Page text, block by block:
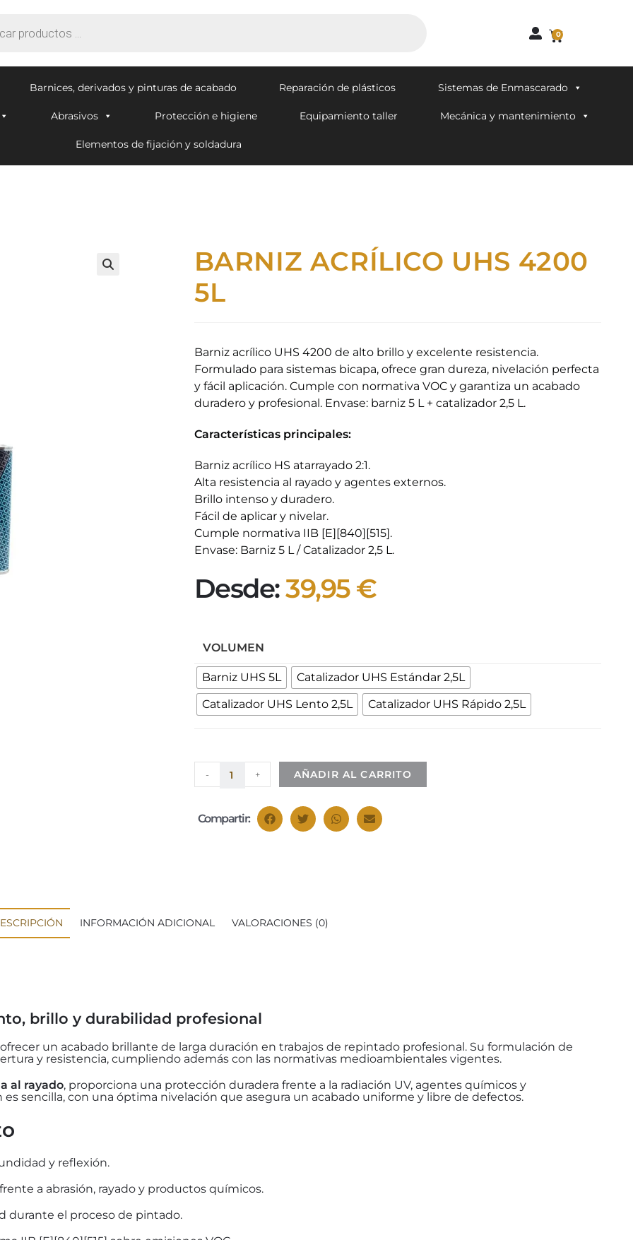
0
Barnices, derivados y pinturas de acabado Reparación de plásticos Sistemas de Enmascarado
Abrasivos Protección e higiene Equipamiento taller Mecánica y mantenimiento
Elementos de fijación y soldadura
BARNIZ ACRÍLICO UHS 4200
5L
Barniz acrílico UHS 4200 de alto brillo y excelente resistencia.
Formulado para sistemas bicapa, ofrece gran dureza, nivelación perfecta
y fácil aplicación. Cumple con normativa VOC y garantiza un acabado
duradero y profesional. Envase: barniz 5 L + catalizador 2,5 L.
Características principales:
Barniz acrílico HS atarrayado 2:1.
Alta resistencia al rayado y agentes externos.
Brillo intenso y duradero.
Fácil de aplicar y nivelar.
Cumple normativa IIB [E][840][515].
Envase: Barniz 5 L / Catalizador 2,5 L.
Desde:39,95 €
VOLUMEN
Barniz UHS 5L
Catalizador UHS Estándar 2,5L
Catalizador UHS Lento 2,5L
Catalizador UHS Rápido 2,5L
- + AÑADIR AL CARRITO
Compartir:
INFORMACIÓN ADICIONAL VALORACIONES (0)
brillo y durabilidad profesional
un acabado brillante de larga duración en trabajos de repintado profesional. Su formulación de
y resistencia, cumpliendo además con las normativas medioambientales vigentes.
al rayado, proporciona una protección duradera frente a la radiación UV, agentes químicos y
sencilla, con una óptima nivelación que asegura un acabado uniforme y libre de defectos.
y reflexión.
a abrasión, rayado y productos químicos.
durante el proceso de pintado.